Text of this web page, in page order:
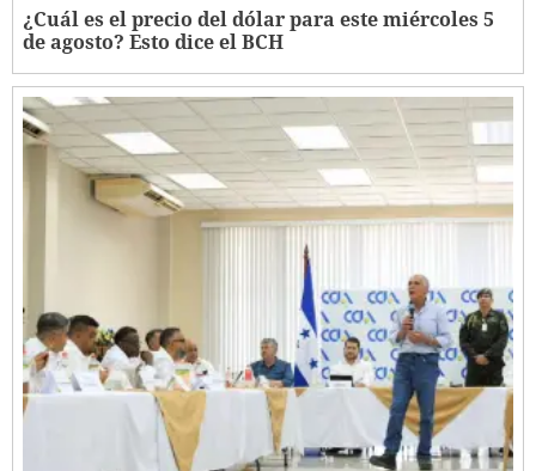
¿Cuál es el precio del dólar para este miércoles 5
de agosto? Esto dice el BCH